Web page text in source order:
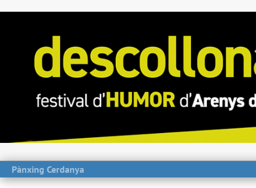
Pànxing Cerdanya